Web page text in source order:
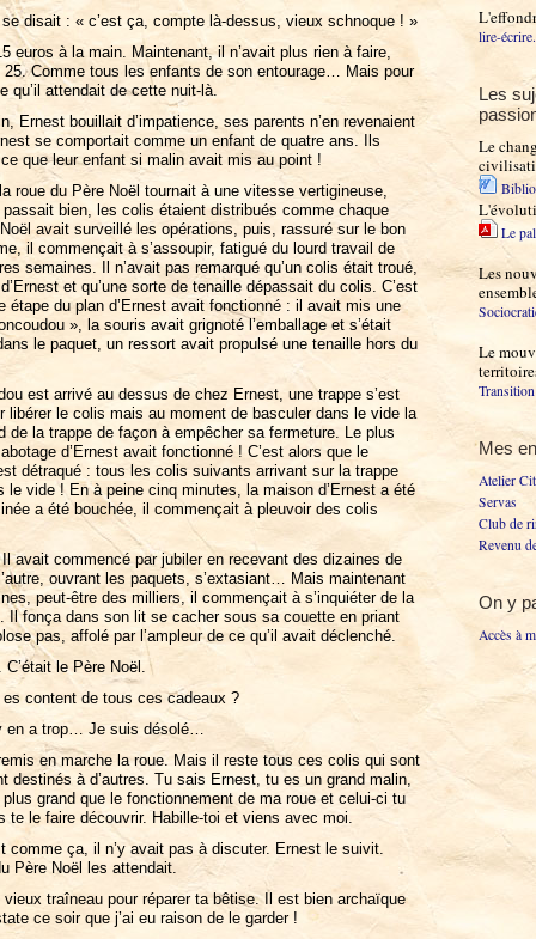
disait : « c’est ça, compte là-dessus, vieux schnoque ! »
euros à la main. Maintenant, il n’avait plus rien à faire,
Comme tous les enfants de son entourage… Mais pour
qu’il attendait de cette nuit-là.
Ernest bouillait d’impatience, ses parents n’en revenaient
se comportait comme un enfant de quatre ans. Ils
que leur enfant si malin avait mis au point !
roue du Père Noël tournait à une vitesse vertigineuse,
bien, les colis étaient distribués comme chaque
avait surveillé les opérations, puis, rassuré sur le bon
il commençait à s’assoupir, fatigué du lourd travail de
semaines. Il n’avait pas remarqué qu’un colis était troué,
et qu’une sorte de tenaille dépassait du colis. C’est
étape du plan d’Ernest avait fonctionné : il avait mis une
», la souris avait grignoté l’emballage et s’était
le paquet, un ressort avait propulsé une tenaille hors du
est arrivé au dessus de chez Ernest, une trappe s’est
libérer le colis mais au moment de basculer dans le vide la
de la trappe de façon à empêcher sa fermeture. Le plus
d’Ernest avait fonctionné ! C’est alors que le
détraqué : tous les colis suivants arrivant sur la trappe
le vide ! En à peine cinq minutes, la maison d’Ernest a été
a été bouchée, il commençait à pleuvoir des colis
avait commencé par jubiler en recevant des dizaines de
ouvrant les paquets, s’extasiant… Mais maintenant
peut-être des milliers, il commençait à s’inquiéter de la
Il fonça dans son lit se cacher sous sa couette en priant
pas, affolé par l’ampleur de ce qu’il avait déclenché.
le Père Noël.
content de tous ces cadeaux ?
en a trop… Je suis désolé…
en marche la roue. Mais il reste tous ces colis qui sont
destinés à d’autres. Tu sais Ernest, tu es un grand malin,
grand que le fonctionnement de ma roue et celui-ci tu
te le faire découvrir. Habille-toi et viens avec moi.
comme ça, il n’y avait pas à discuter. Ernest le suivit.
Père Noël les attendait.
traîneau pour réparer ta bêtise. Il est bien archaïque
ce soir que j’ai eu raison de le garder !
lire-
Les
Le
Le
Les
Le
Mes
Atelier
Servas
Club de
Revenu
On y
Accès à